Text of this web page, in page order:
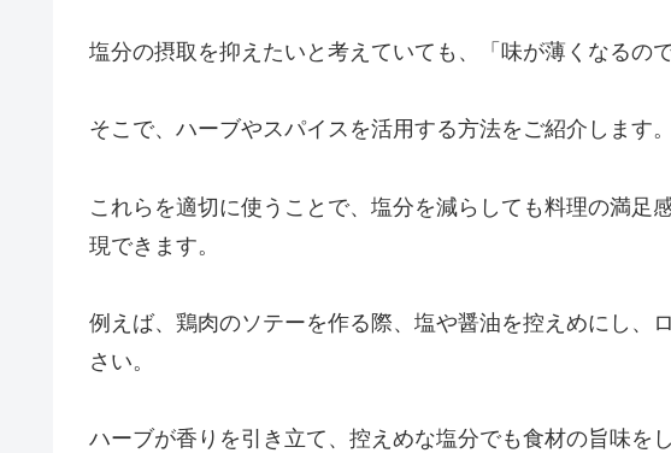
塩分の摂取を抑えたいと考えていても、「味が薄くなるの
そこで、ハーブやスパイスを活用する方法をご紹介します。
これらを適切に使うことで、塩分を減らしても料理の満足
現できます。
例えば、鶏肉のソテーを作る際、塩や醤油を控えめにし、
さい。
ハーブが香りを引き立て、控えめな塩分でも食材の旨味を